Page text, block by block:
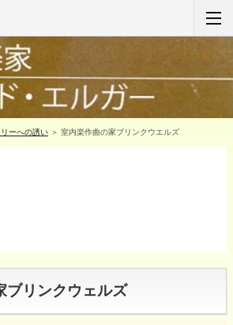
ーへの誘い ＞ 室内楽作曲の家ブリンクウエルズ
ブリンクウェルズ